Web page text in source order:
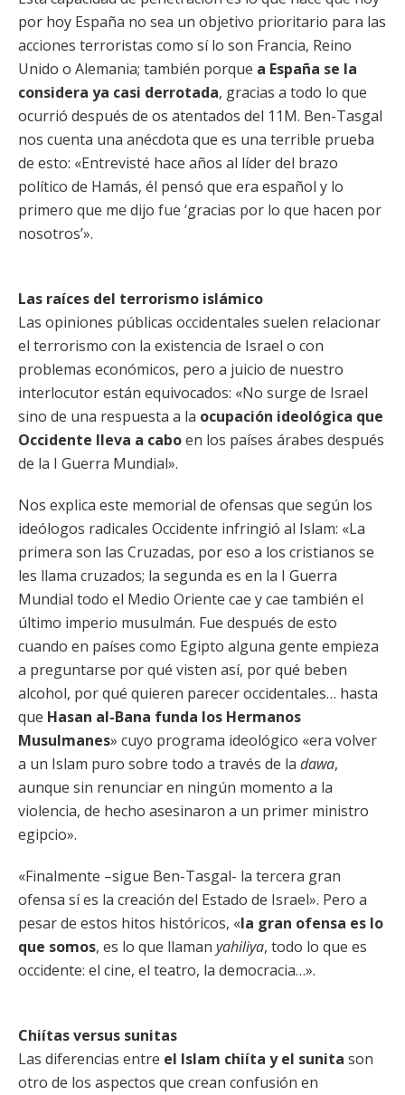
por hoy España no sea un objetivo prioritario para las
acciones terroristas como sí lo son Francia, Reino
Unido o Alemania; también porque a España se la
considera ya casi derrotada, gracias a todo lo que
ocurrió después de os atentados del 11M. Ben-Tasgal
nos cuenta una anécdota que es una terrible prueba
de esto: «Entrevisté hace años al líder del brazo
político de Hamás, él pensó que era español y lo
primero que me dijo fue ‘gracias por lo que hacen por
nosotros’».
Las raíces del terrorismo islámico
Las opiniones públicas occidentales suelen relacionar
el terrorismo con la existencia de Israel o con
problemas económicos, pero a juicio de nuestro
interlocutor están equivocados: «No surge de Israel
sino de una respuesta a la ocupación ideológica que
Occidente lleva a caboen los países árabes después
de la I Guerra Mundial».
Nos explica este memorial de ofensas que según los
ideólogos radicales Occidente infringió al Islam: «La
primera son las Cruzadas, por eso a los cristianos se
les llama cruzados; la segunda es en la I Guerra
Mundial todo el Medio Oriente cae y cae también el
último imperio musulmán. Fue después de esto
cuando en países como Egipto alguna gente empieza
a preguntarse por qué visten así, por qué beben
alcohol, por qué quieren parecer occidentales… hasta
que Hasan al-Bana funda los Hermanos
Musulmanes» cuyo programa ideológico «era volver
a un Islam puro sobre todo a través de la dawa,
aunque sin renunciar en ningún momento a la
violencia, de hecho asesinaron a un primer ministro
egipcio».
«Finalmente –sigue Ben-Tasgal- la tercera gran
ofensa sí es la creación del Estado de Israel». Pero a
pesar de estos hitos históricos, «la gran ofensa es lo
que somos, es lo que llaman yahiliya, todo lo que es
occidente: el cine, el teatro, la democracia…».
Chiítas versus sunitas
Las diferencias entre el Islam chiíta y el sunita son
otro de los aspectos que crean confusión en